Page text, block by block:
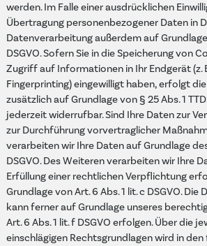
werden. Im Falle einer ausdrücklichen
Übertragung personenbezogener Daten in
Datenverarbeitung außerdem auf
DSGVO. Sofern Sie in die Speicherung von
Zugriff auf Informationen in Ihr Endgerät (z.
Fingerprinting) eingewilligt haben, erfolgt
zusätzlich auf Grundlage von § 25 Abs. 1
jederzeit widerrufbar. Sind Ihre Daten zur
zur Durchführung vorvertraglicher
verarbeiten wir Ihre Daten auf Grundlage
DSGVO. Des Weiteren verarbeiten wir Ihre
Erfüllung einer rechtlichen Verpflichtung
Grundlage von Art. 6 Abs. 1 lit. c DSGVO.
kann ferner auf Grundlage unseres
Art. 6 Abs. 1 lit. f DSGVO erfolgen. Über die
einschlägigen Rechtsgrundlagen wird in